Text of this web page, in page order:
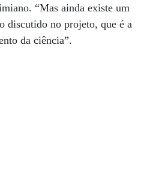
“Mas ainda existe um
discutido no projeto, que é a
da ciência”.